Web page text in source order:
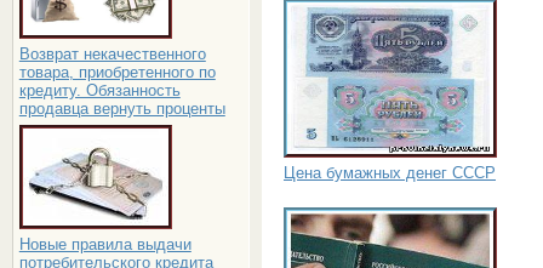
Возврат некачественного
товара, приобретенного по
кредиту. Обязанность
продавца вернуть проценты
Новые правила выдачи
потребительского кредита
Цена бумажных денег СССР